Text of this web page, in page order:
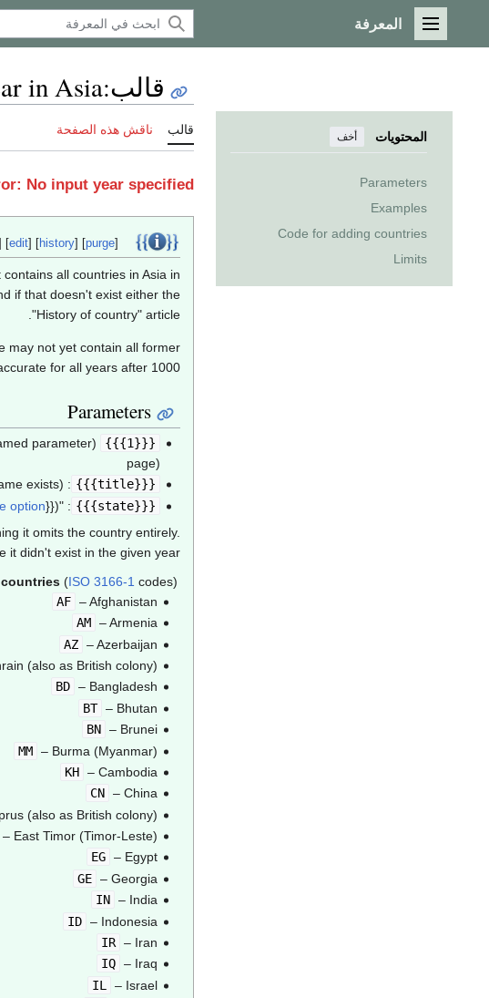
القائمة الرئيسية
المعرفة
المحتويات أخف
Parameters
Examples
Code for adding countries
Limits
قالب:
in Asia
قالب ناقش هذه الصفحة
No input year specified
[edit] [history] [purge]
all countries in Asia in
if that doesn't exist either the
"History of country" article.
may not yet contain all former
for all years after 1000.
Parameters
{{{1}}}
page)
{{{title}}}
: A custom title (default: "<year> in Asia", linked if an article with that name exists)
{{{state}}}
: "expanded", "collapsed" or "autocollapse" (see
option}})
it omits the country entirely.
it didn't exist in the given year.
(ISO 3166-1 codes)
AF – Afghanistan
AM – Armenia
AZ – Azerbaijan
(also as British colony)
BD – Bangladesh
BT – Bhutan
BN – Brunei
MM – Burma (Myanmar)
KH – Cambodia
CN – China
(also as British colony)
– East Timor (Timor-Leste)
EG – Egypt
GE – Georgia
IN – India
ID – Indonesia
IR – Iran
IQ – Iraq
IL
– Israel